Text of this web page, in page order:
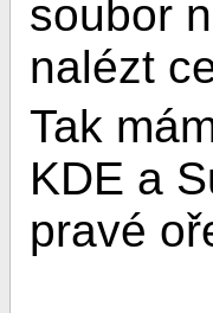
soubor
nalézt
Tak
KDE a
pravé